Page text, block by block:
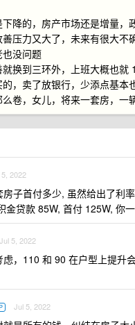
降的，房产市场还是增量，
压力又大了，未来有很大不
没问题
换到三环外，上班大概也
，卖了放银行，少添点基本
卷，女儿，将来一套房，一
2022
子首付多少, 虽然给出了利
金贷款 85W, 首付 125W, 你
Jul 5, 2022
，110 和 90 在户型上提升
Jul 5, 2022